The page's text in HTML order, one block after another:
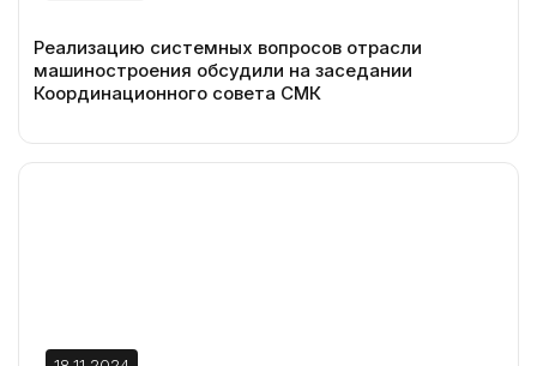
Реализацию системных вопросов отрасли
машиностроения обсудили на заседании
Координационного совета СМК